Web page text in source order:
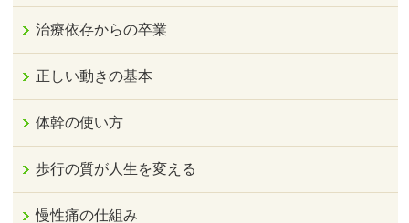
治療依存からの卒業
正しい動きの基本
体幹の使い方
歩行の質が人生を変える
慢性痛の仕組み